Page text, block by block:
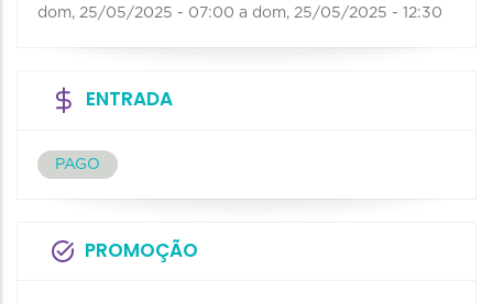
dom, 25/05/2025 - 07:00 a dom, 25/05/2025 - 12:30
ENTRADA
PAGO
PROMOÇÃO